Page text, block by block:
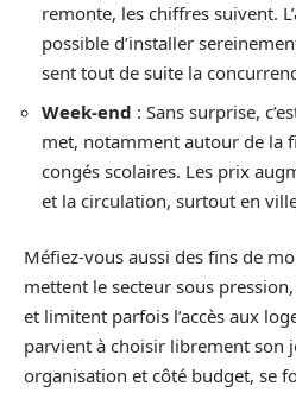
remonte, les chiffres suivent.
possible d’installer
sent tout de suite la
Week-end : Sans surprise,
met, notamment autour de la
congés scolaires. Les prix
et la circulation, surtout en
Méfiez-vous aussi des fins de
mettent le secteur sous
et limitent parfois l’accès aux
parvient à choisir librement son
organisation et côté budget, se